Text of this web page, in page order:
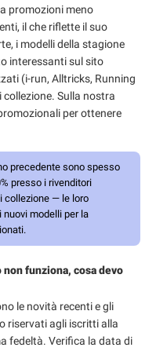
promozioni meno
il che riflette il suo
i modelli della stagione
interessanti sul sito
(i-run, Alltricks, Running
Sulla nostra
per ottenere
precedente sono spesso
presso i rivenditori
collezione — le loro
modelli per la
non funziona, cosa devo
le novità recenti e gli
riservati agli iscritti alla
fedeltà. Verifica la data di